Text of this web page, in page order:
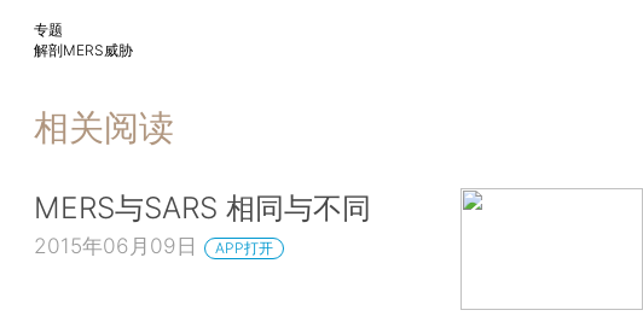
专题
解剖MERS威胁
相关阅读
MERS与SARS 相同与不同
2015年06月09日 APP打开